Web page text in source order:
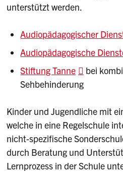
unterstützt werden.
Audiopädagogischer
Audiopädagogische
Stiftung Tanne
bei
Sehbehinderung
Kinder und Jugendliche mit
welche in eine Regelschule
nicht-spezifische
durch Beratung und
Lernprozess in der Schule